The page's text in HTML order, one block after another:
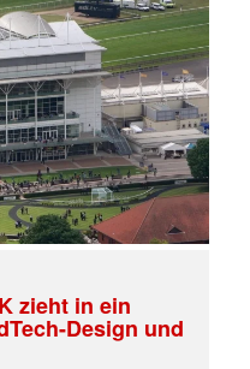
✕
zieht in ein
Design und